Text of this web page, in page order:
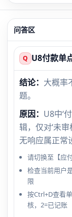
问答区
Q U8付款单
结论： 大概率
题。
原因： U8中‘
辑，仅对‘未
无响应属正常
请切换至【应
检查当前用户
限
按Ctrl+D查看
核，2=已记账